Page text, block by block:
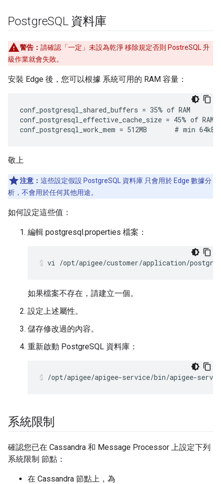
PostgreSQL 資料庫
警告： 請確認「一定」 未設為乾淨 移除規定否則 PostreSQL 升
級作業就會失敗。
安裝 Edge 後，您可以根據 系統可用的 RAM 容量：
conf_postgresql_shared_buffers = 35% of RAM      #
conf_postgresql_effective_cache_size = 45% of RAM
conf_postgresql_work_mem = 512MB       # min 64kB
敬上
注意： 這些設定假設 PostgreSQL 資料庫 只會用於 Edge 數據分
析，不會用於任何其他用途。
如何設定這些值：
編輯 postgresql.properties 檔案：
vi /opt/apigee/customer/application/
如果檔案不存在，請建立一個。
設定上述屬性。
儲存修改過的內容。
重新啟動 PostgreSQL 資料庫：
/opt/apigee/apigee-service/bin/apigee-
系統限制
確認您已在 Cassandra 和 Message Processor 上設定下列
系統限制 節點：
在 Cassandra 節點上，為